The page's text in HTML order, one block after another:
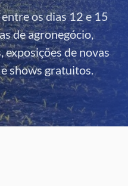
os dias 12 e 15
de agronegócio,
de novas
shows gratuitos.